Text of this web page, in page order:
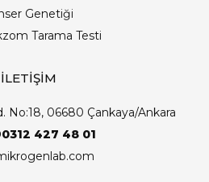
Genetiği
Tarama Testi
İLETİŞİM
No:18, 06680 Çankaya/Ankara
427 48 01